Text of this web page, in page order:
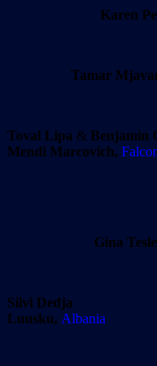
Karen
Tamar
Toval Lipa & Benjamin
Mendi Marcovich,
Gina
Silvi Dedja
Luusku, Albania